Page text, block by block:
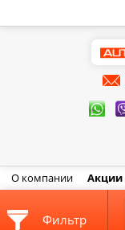
О компании Акции
Фильтр